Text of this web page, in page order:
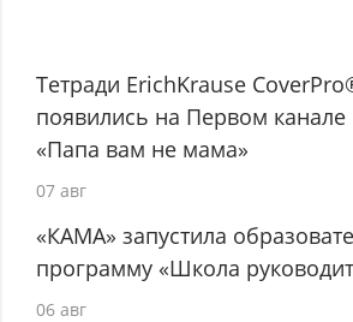
Тетради ErichKrause
появились на Первом канале
«Папа вам не мама»
07 авг
«КАМА» запустила
программу «Школа
06 авг